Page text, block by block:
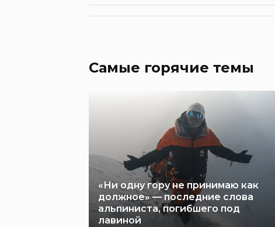
Самые горячие темы
«Ни одну гору не принимаю как
должное» — последние слова
альпиниста, погибшего под
лавиной